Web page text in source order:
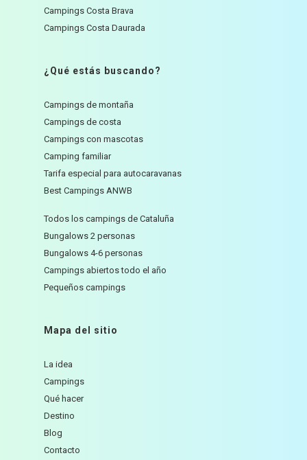
Campings Costa Brava
Campings Costa Daurada
¿Qué estás buscando?
Campings de montaña
Campings de costa
Campings con mascotas
Camping familiar
Tarifa especial para autocaravanas
Best Campings ANWB
Todos los campings de Cataluña
Bungalows 2 personas
Bungalows 4-6 personas
Campings abiertos todo el año
Pequeños campings
Mapa del sitio
La idea
Campings
Qué hacer
Destino
Blog
Contacto